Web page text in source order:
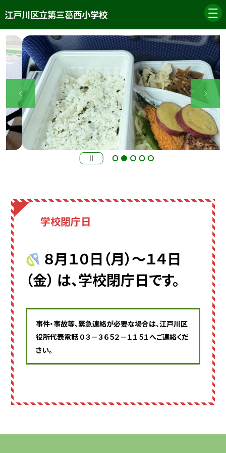
江戸川区立第三葛西小学校
学校閉庁日
８月１０日（月）～１４日
（金） は、学校閉庁日です。
事件・事故等、緊急連絡が必要な場合は、江戸川区
役所代表電話 ０３－３６５２－１１５１へご連絡くだ
さい。